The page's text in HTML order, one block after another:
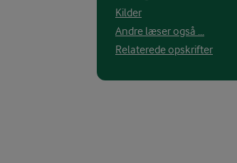
Kilder
Andre læser også ...
Relaterede opskrifter